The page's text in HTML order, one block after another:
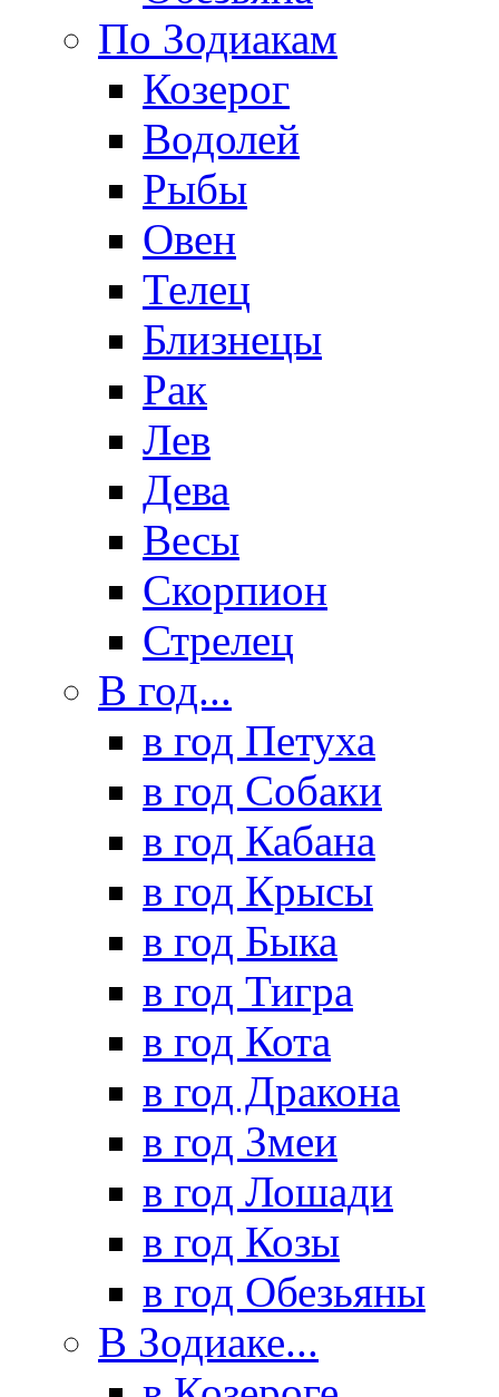
По Зодиакам
Козерог
Водолей
Рыбы
Овен
Телец
Близнецы
Рак
Лев
Дева
Весы
Скорпион
Стрелец
В год...
в год Петуха
в год Собаки
в год Кабана
в год Крысы
в год Быка
в год Тигра
в год Кота
в год Дракона
в год Змеи
в год Лошади
в год Козы
в год Обезьяны
В Зодиаке...